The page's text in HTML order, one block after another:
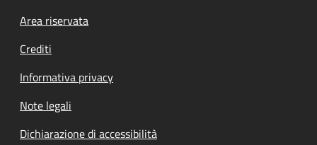
Footer menu
Area riservata
Crediti
Informativa privacy
Note legali
Dichiarazione di accessibilità